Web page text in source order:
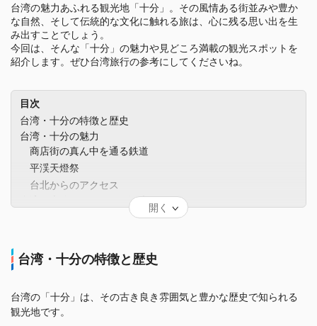
台湾の魅力あふれる観光地「十分」。その風情ある街並みや豊か
な自然、そして伝統的な文化に触れる旅は、心に残る思い出を生
み出すことでしょう。
今回は、そんな「十分」の魅力や見どころ満載の観光スポットを
紹介します。ぜひ台湾旅行の参考にしてくださいね。
目次
台湾・十分の特徴と歴史
台湾・十分の魅力
商店街の真ん中を通る鉄道
平渓天燈祭
台北からのアクセス
台湾・十分でおすすめの観光スポット
十分老街（シーフェンラオジェ）
静安吊橋
開く
台湾・十分の特徴と歴史
台湾の「十分」は、その古き良き雰囲気と豊かな歴史で知られる
観光地です。